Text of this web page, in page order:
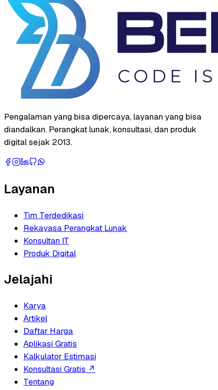
Pengalaman yang bisa dipercaya, layanan yang bisa
diandalkan. Perangkat lunak, konsultasi, dan produk
digital sejak 2013.
Layanan
Tim Terdedikasi
Rekayasa Perangkat Lunak
Konsultan IT
Produk Digital
Jelajahi
Karya
Artikel
Daftar Harga
Aplikasi Gratis
Kalkulator Estimasi
Konsultasi Gratis ↗
Tentang